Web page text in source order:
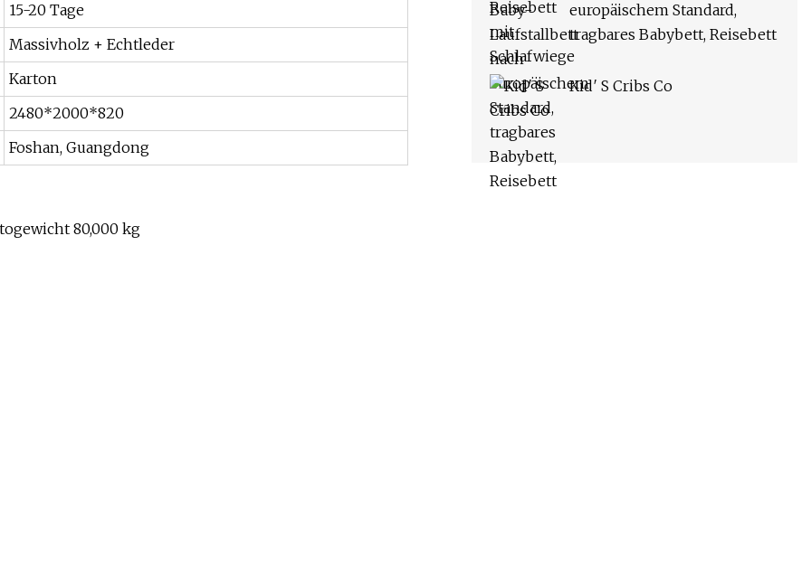
15-20 Tage
Massivholz + Echtleder
Karton
2480*2000*820
Foshan, Guangdong
80,000 kg
europäischem Standard,
tragbares Babybett, Reisebett
Kid′ S Cribs Co